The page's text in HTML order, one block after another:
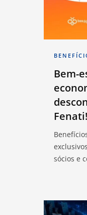
Bem-
Fenati!
sócios e